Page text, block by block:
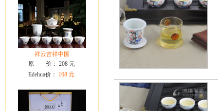
祥云吉祥中国
原 价： 208 元
Edehua价：
168 元